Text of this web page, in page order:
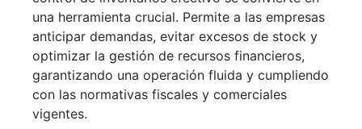
una herramienta crucial. Permite a las empresas
anticipar demandas, evitar excesos de stock y
optimizar la gestión de recursos financieros,
garantizando una operación fluida y cumpliendo
con las normativas fiscales y comerciales
vigentes.